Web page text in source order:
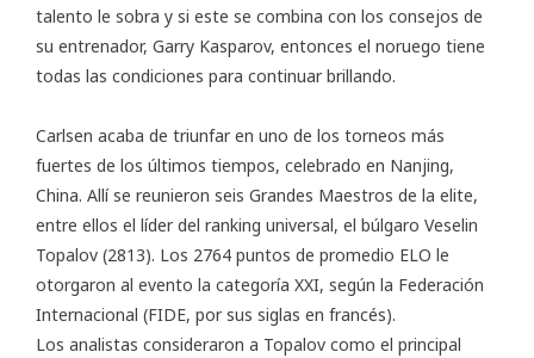
talento le sobra y si este se combina con los consejos de
su entrenador, Garry Kasparov, entonces el noruego tiene
todas las condiciones para continuar brillando.
Carlsen acaba de triunfar en uno de los torneos más
fuertes de los últimos tiempos, celebrado en Nanjing,
China. Allí se reunieron seis Grandes Maestros de la elite,
entre ellos el líder del ranking universal, el búlgaro Veselin
Topalov (2813). Los 2764 puntos de promedio ELO le
otorgaron al evento la categoría XXI, según la Federación
Internacional (FIDE, por sus siglas en francés).
Los analistas consideraron a Topalov como el principal